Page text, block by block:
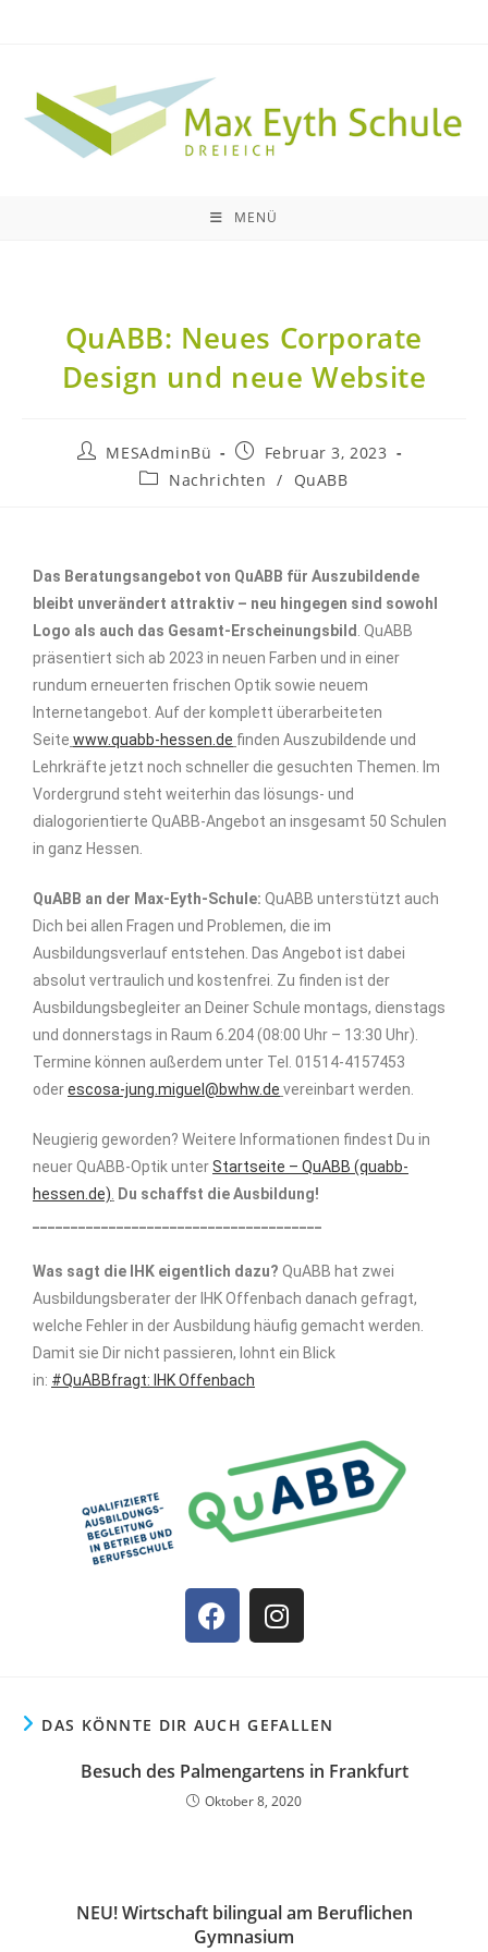
MENÜ
QuABB: Neues Corporate
Design und neue Website
MESAdminBü
Februar 3, 2023
Nachrichten / QuABB
Das Beratungsangebot von QuABB für Auszubildende
bleibt unverändert attraktiv – neu hingegen sind sowohl
Logo als auch das Gesamt-Erscheinungsbild . QuABB
präsentiert sich ab 2023 in neuen Farben und in einer
rundum erneuerten frischen Optik sowie neuem
Internetangebot. Auf der komplett überarbeiteten
Seite www.quabb-hessen.de finden Auszubildende und
Lehrkräfte jetzt noch schneller die gesuchten Themen. Im
Vordergrund steht weiterhin das lösungs- und
dialogorientierte QuABB-Angebot an insgesamt 50 Schulen
in ganz Hessen.
QuABB an der Max-Eyth-Schule: QuABB unterstützt auch
Dich bei allen Fragen und Problemen, die im
Ausbildungsverlauf entstehen. Das Angebot ist dabei
absolut vertraulich und kostenfrei. Zu finden ist der
Ausbildungsbegleiter an Deiner Schule montags, dienstags
und donnerstags in Raum 6.204 (08:00 Uhr – 13:30 Uhr).
Termine können außerdem unter Tel. 01514-4157453
oderescosa-jung.miguel@bwhw.de vereinbart werden.
Neugierig geworden? Weitere Informationen findest Du in
neuer QuABB-Optik unterStartseite – QuABB (quabb-
hessen.de)
Du schaffst die Ausbildung!
Was sagt die IHK eigentlich dazu? QuABB hat zwei
Ausbildungsberater der IHK Offenbach danach gefragt,
welche Fehler in der Ausbildung häufig gemacht werden.
Damit sie Dir nicht passieren, lohnt ein Blick
in: #QuABBfragt: IHK Offenbach
DAS KÖNNTE DIR AUCH GEFALLEN
Besuch des Palmengartens in Frankfurt
Oktober 8, 2020
NEU! Wirtschaft bilingual am Beruflichen
Gymnasium